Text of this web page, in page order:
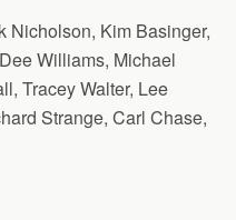
Nicholson, Kim Basinger,
Williams, Michael
Tracey Walter, Lee
Strange, Carl Chase,